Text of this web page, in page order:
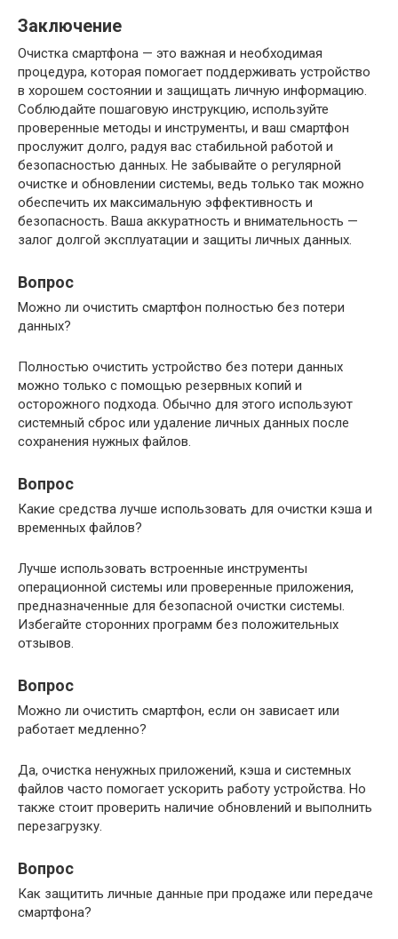
Заключение
Очистка смартфона — это важная и необходимая
процедура, которая помогает поддерживать устройство
в хорошем состоянии и защищать личную информацию.
Соблюдайте пошаговую инструкцию, используйте
проверенные методы и инструменты, и ваш смартфон
прослужит долго, радуя вас стабильной работой и
безопасностью данных. Не забывайте о регулярной
очистке и обновлении системы, ведь только так можно
обеспечить их максимальную эффективность и
безопасность. Ваша аккуратность и внимательность —
залог долгой эксплуатации и защиты личных данных.
Вопрос
Можно ли очистить смартфон полностью без потери
данных?
Полностью очистить устройство без потери данных
можно только с помощью резервных копий и
осторожного подхода. Обычно для этого используют
системный сброс или удаление личных данных после
сохранения нужных файлов.
Вопрос
Какие средства лучше использовать для очистки кэша и
временных файлов?
Лучше использовать встроенные инструменты
операционной системы или проверенные приложения,
предназначенные для безопасной очистки системы.
Избегайте сторонних программ без положительных
отзывов.
Вопрос
Можно ли очистить смартфон, если он зависает или
работает медленно?
Да, очистка ненужных приложений, кэша и системных
файлов часто помогает ускорить работу устройства. Но
также стоит проверить наличие обновлений и выполнить
перезагрузку.
Вопрос
Как защитить личные данные при продаже или передаче
смартфона?